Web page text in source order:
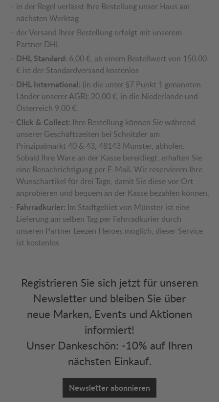
in der Regel verlässt Ihre Bestellung unser Haus am
nächsten Werktag
der Versand Ihrer Bestellung erfolgt mit unserem
Partner DHL
DHL Standard: 6,00 €, ab einem Bestellwert von 150,00
€ ist der Standardversand kostenlos
DHL International: (in die unter §7 Punkt 1 genannten
Länder unserer AGB): 20,00 €, in die Niederlande und
Österreich 9,00 €.
Click & Collect: Ihre Bestellung können Sie während
unserer Geschäftszeiten bei Schnitzler am
Prinzipalmarkt 40 & 43, 48143 Münster, abholen.
Sobald Ihre Ware an der Kasse bereitliegt, erhalten Sie
eine Benachrichtigung per E-Mail. Wir reservieren Ihre
Wunschartikel für drei Tage, damit Sie diese vor Ort
anprobieren und bequem an der Kasse bezahlen können.
Fahrradkurier: Im Stadtgebiet von Münster ist eine
Lieferung am selben Tag per Fahrradkurier durch
unseren Partner Leezen Heroes möglich, dieser Service
ist kostenlos
Registrieren Sie sich jetzt für unseren
Newsletter und bleiben Sie über
neue Marken, Events und Aktionen
informiert!
Unser Dankeschön: -10% auf Ihren
nächsten Einkauf.
Newsletter abonnieren